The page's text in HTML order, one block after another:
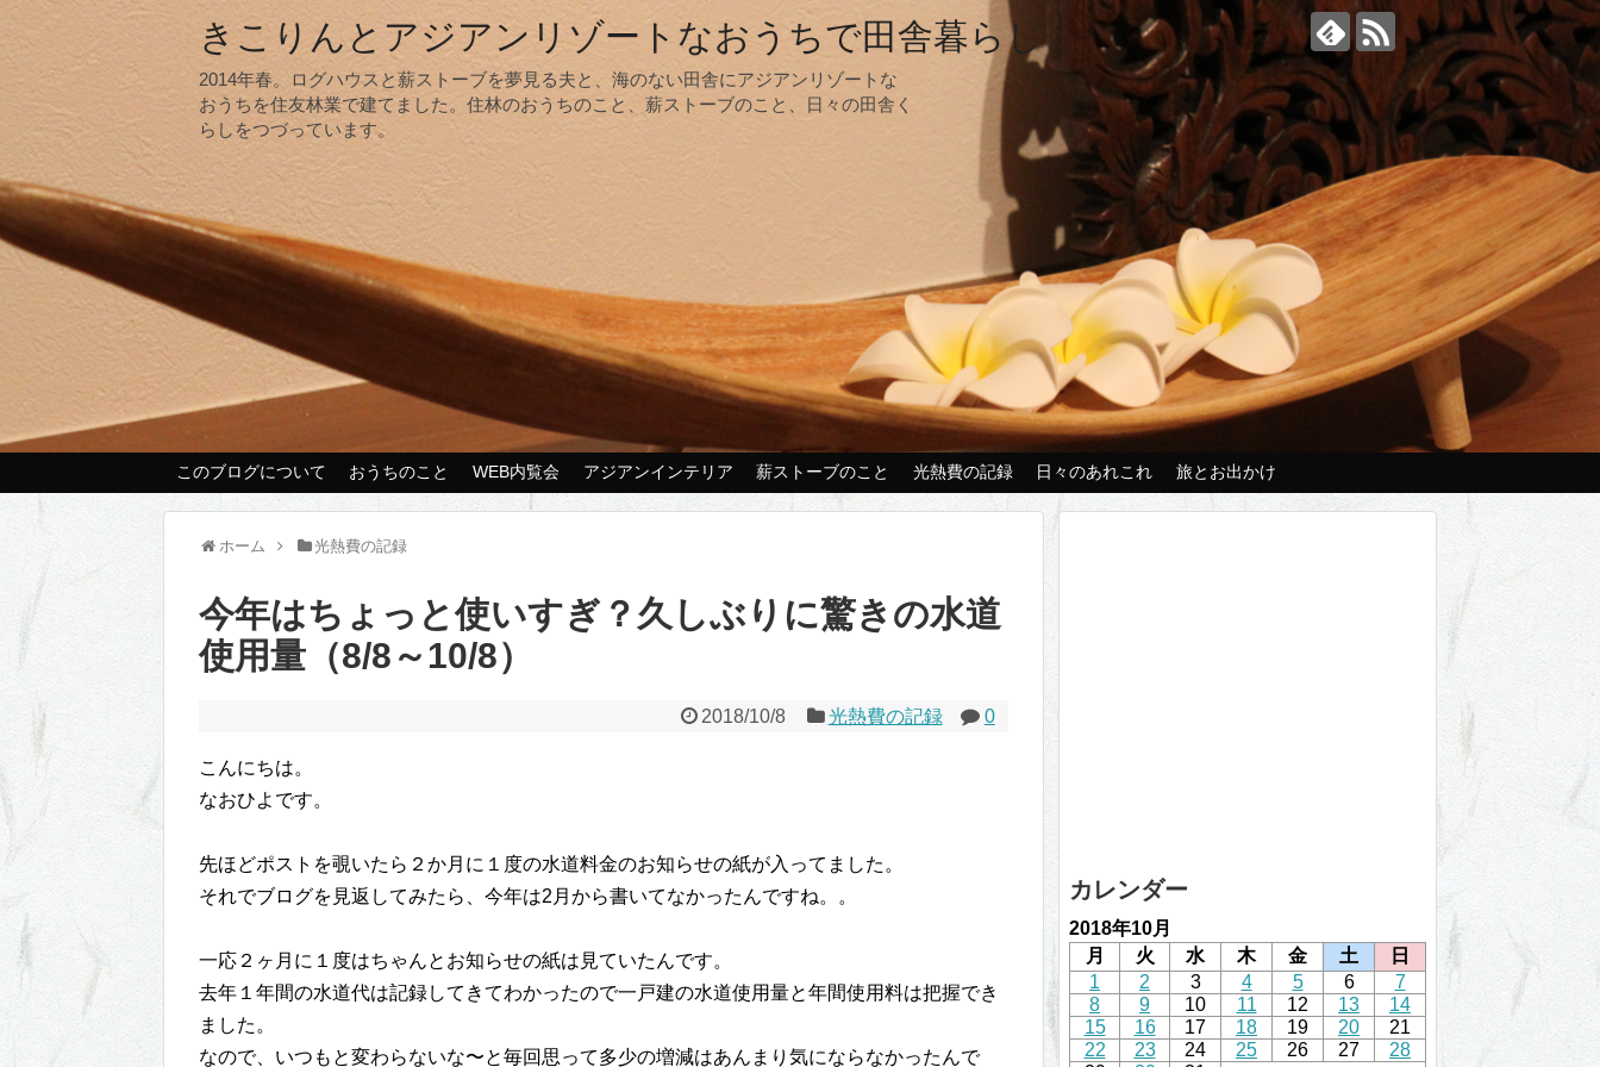
きこりんとアジアンリゾートなおうちで田舎暮らし
2014年春。ログハウスと薪ストーブを夢見る夫と、海のない田舎にアジアンリゾートな
おうちを住友林業で建てました。住林のおうちのこと、薪ストーブのこと、日々の田舎く
らしをつづっています。
このブログについて おうちのこと WEB内覧会 アジアンインテリア 薪ストーブのこと 光熱費の記録 日々のあれこれ 旅とお出かけ
ホーム 光熱費の記録
今年はちょっと使いすぎ？久しぶりに驚きの水道
使用量（8/8～10/8）
2018/10/8 光熱費の記録 0
こんにちは。
なおひよです。
先ほどポストを覗いたら２か月に１度の水道料金のお知らせの紙が入ってました。
それでブログを見返してみたら、今年は2月から書いてなかったんですね。。
一応２ヶ月に１度はちゃんとお知らせの紙は見ていたんです。
去年１年間の水道代は記録してきてわかったので一戸建の水道使用量と年間使用料は把握でき
ました。
なので、いつもと変わらないな〜と毎回思って多少の増減はあんまり気にならなかったんで
カレンダー
2018年10月
月
火 水 木 金 土
日
1
2 3 4 5 6
7
8
9 10 11 12 13
14
15
16 17 18 19 20
21
22
23 24 25 26 27
28